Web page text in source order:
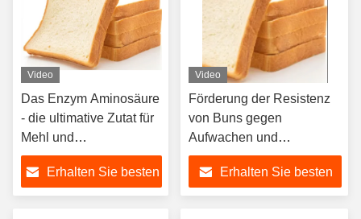
Video
Das Enzym Aminosäure
- die ultimative Zutat für
Mehl und
Volumenverbesserung
Erhalten Sie besten
Video
Förderung der Resistenz
von Buns gegen
Aufwachen und
Wiederdämpfen mit
Bäckerenzym 3-5g/T
Anwendung 18 Monate
Erhalten Sie besten